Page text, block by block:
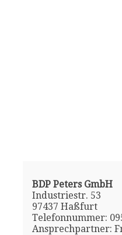
BDP Peters GmbH
Industriestr. 53
97437 Haßfurt
Telefonnummer:
Ansprechpartner: